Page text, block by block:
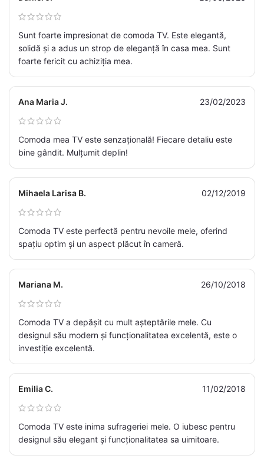
Sunt foarte impresionat de comoda TV. Este elegantă,
solidă și a adus un strop de eleganță în casa mea. Sunt
foarte fericit cu achiziția mea.
Ana Maria J. 23/02/2023
Comoda mea TV este senzațională! Fiecare detaliu este
bine gândit. Mulțumit deplin!
Mihaela Larisa B. 02/12/2019
Comoda TV este perfectă pentru nevoile mele, oferind
spațiu optim și un aspect plăcut în cameră.
Mariana M. 26/10/2018
Comoda TV a depășit cu mult așteptările mele. Cu
designul său modern și funcționalitatea excelentă, este o
investiție excelentă.
Emilia C. 11/02/2018
Comoda TV este inima sufrageriei mele. O iubesc pentru
designul său elegant și funcționalitatea sa uimitoare.